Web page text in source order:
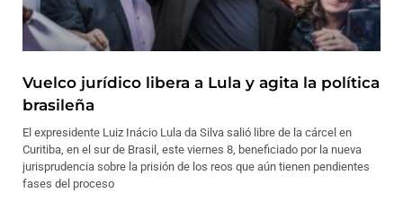
Vuelco jurídico libera a Lula y agita la política
brasileña
El expresidente Luiz Inácio Lula da Silva salió libre de la cárcel en
Curitiba, en el sur de Brasil, este viernes 8, beneficiado por la nueva
jurisprudencia sobre la prisión de los reos que aún tienen pendientes
fases del proceso